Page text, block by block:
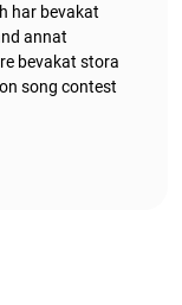
har bevakat
annat
bevakat stora
song contest